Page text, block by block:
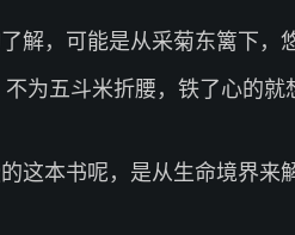
解，可能是从采菊东篱下，
为五斗米折腰，铁了心的就
这本书呢，是从生命境界来